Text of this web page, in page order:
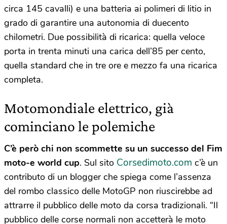
circa 145 cavalli) e una batteria ai polimeri di litio in
grado di garantire una autonomia di duecento
chilometri. Due possibilità di ricarica: quella veloce
porta in trenta minuti una carica dell’85 per cento,
quella standard che in tre ore e mezzo fa una ricarica
completa.
Motomondiale elettrico, già
cominciano le polemiche
C’è però chi non scommette su un successo del Fim
moto-e world cup. Sul sito Corsedimoto.com c’è un
contributo di un blogger che spiega come l’assenza
del rombo classico delle MotoGP non riuscirebbe ad
attrarre il pubblico delle moto da corsa tradizionali. “Il
pubblico delle corse normali non accetterà le moto